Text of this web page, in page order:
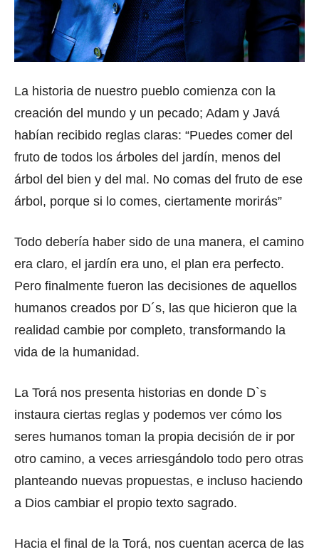
La historia de nuestro pueblo comienza con la
creación del mundo y un pecado; Adam y Javá
habían recibido reglas claras: “Puedes comer del
fruto de todos los árboles del jardín, menos del
árbol del bien y del mal. No comas del fruto de ese
árbol, porque si lo comes, ciertamente morirás”
Todo debería haber sido de una manera, el camino
era claro, el jardín era uno, el plan era perfecto.
Pero finalmente fueron las decisiones de aquellos
humanos creados por D´s, las que hicieron que la
realidad cambie por completo, transformando la
vida de la humanidad.
La Torá nos presenta historias en donde D`s
instaura ciertas reglas y podemos ver cómo los
seres humanos toman la propia decisión de ir por
otro camino, a veces arriesgándolo todo pero otras
planteando nuevas propuestas, e incluso haciendo
a Dios cambiar el propio texto sagrado.
Hacia el final de la Torá, nos cuentan acerca de las